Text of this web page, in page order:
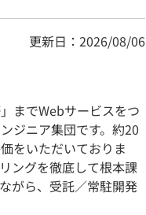
更新日：2026/08/06
までWebサービスをつ
ジニア集団です。約20
をいただいておりま
ングを徹底して根本課
がら、受託／常駐開発